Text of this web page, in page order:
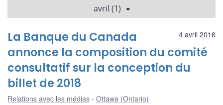
avril (1)
4 avril 2016
La Banque du Canada
annonce la composition du comité
consultatif sur la conception du
billet de 2018
Relations avec les médias Ottawa (Ontario)